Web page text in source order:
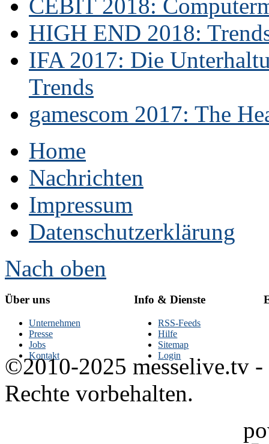
CEBIT 2018:
HIGH END 2018:
IFA 2017: Die
Trends
gamescom 2017: The
Home
Nachrichten
Impressum
Datenschutzerklärung
Nach oben
Über uns
Unternehmen
Presse
Jobs
Kontakt
Info & Dienste
RSS-Feeds
Hilfe
Sitemap
Login
©2010-2025 messelive.tv -
Rechte vorbehalten.